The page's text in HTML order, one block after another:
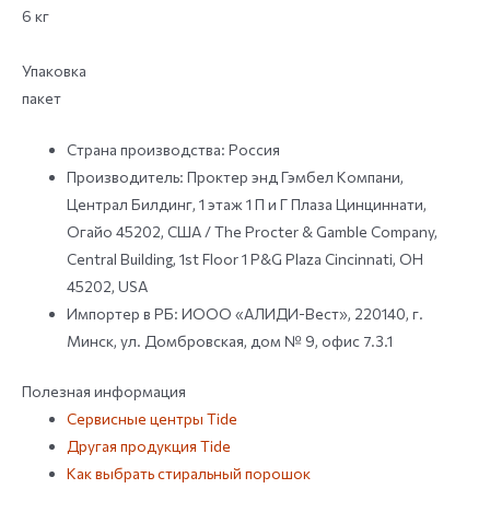
6 кг
Упаковка
пакет
Страна производства: Россия
Производитель: Проктер энд Гэмбел Компани,
Централ Билдинг, 1 этаж 1 П и Г Плаза Цинциннати,
Огайо 45202, США / The Procter & Gamble Company,
Central Building, 1st Floor 1 P&G Plaza Cincinnati, OH
45202, USA
Импортер в РБ: ИООО «АЛИДИ-Вест», 220140, г.
Минск, ул. Домбровская, дом № 9, офис 7.3.1
Полезная информация
Сервисные центры Tide
Другая продукция Tide
Как выбрать стиральный порошок